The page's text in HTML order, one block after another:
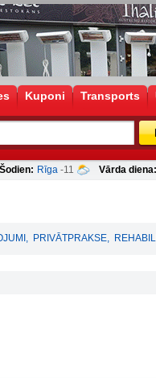
Kuponi Transports
Šodien: Rīga -11 Vārda diena:
, PRIVĀTPRAKSE,